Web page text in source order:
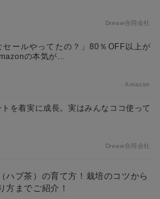
Dreaw合同会社
セールやってたの？」80％OFF以上が
の本気が...
Amazon
を着実に成長。実はみんなココ使って
Dreaw合同会社
ハブ茶）の育て方！栽培のコツから
方までご紹介！